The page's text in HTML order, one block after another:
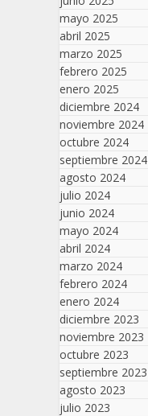
mayo 2025
abril 2025
marzo 2025
febrero 2025
enero 2025
diciembre 2024
noviembre 2024
octubre 2024
septiembre 2024
agosto 2024
julio 2024
junio 2024
mayo 2024
abril 2024
marzo 2024
febrero 2024
enero 2024
diciembre 2023
noviembre 2023
octubre 2023
septiembre 2023
agosto 2023
julio 2023